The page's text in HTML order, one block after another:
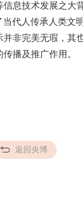
技术发展之大背
当代人传承人类
非完美无瑕，其
播及推广作用。
返回央博